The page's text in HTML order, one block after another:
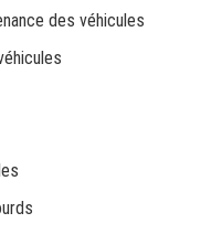
des véhicules